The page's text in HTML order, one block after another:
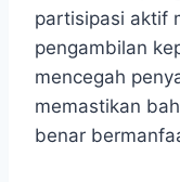
partisipasi aktif
pengambilan
mencegah
memastikan
benar